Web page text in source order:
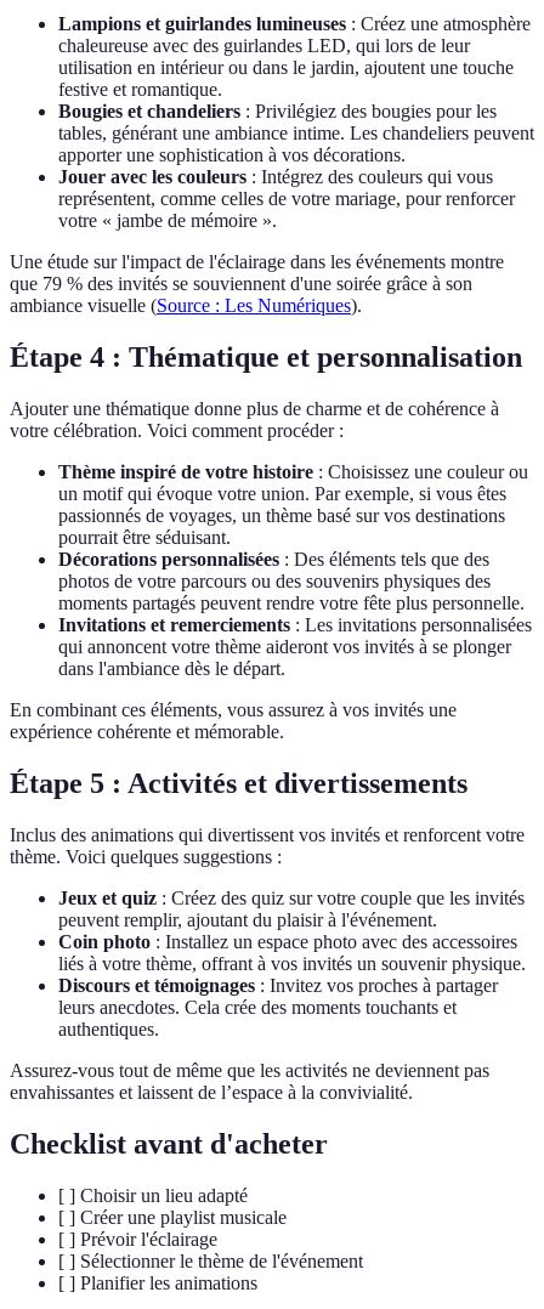
Lampions et guirlandes lumineuses : Créez une atmosphère
chaleureuse avec des guirlandes LED, qui lors de leur
utilisation en intérieur ou dans le jardin, ajoutent une touche
festive et romantique.
Bougies et chandeliers : Privilégiez des bougies pour les
tables, générant une ambiance intime. Les chandeliers peuvent
apporter une sophistication à vos décorations.
Jouer avec les couleurs : Intégrez des couleurs qui vous
représentent, comme celles de votre mariage, pour renforcer
votre « jambe de mémoire ».
Une étude sur l'impact de l'éclairage dans les événements montre
que 79 % des invités se souviennent d'une soirée grâce à son
ambiance visuelle (Source : Les Numériques).
Étape 4 : Thématique et personnalisation
Ajouter une thématique donne plus de charme et de cohérence à
votre célébration. Voici comment procéder :
Thème inspiré de votre histoire : Choisissez une couleur ou
un motif qui évoque votre union. Par exemple, si vous êtes
passionnés de voyages, un thème basé sur vos destinations
pourrait être séduisant.
Décorations personnalisées : Des éléments tels que des
photos de votre parcours ou des souvenirs physiques des
moments partagés peuvent rendre votre fête plus personnelle.
Invitations et remerciements : Les invitations personnalisées
qui annoncent votre thème aideront vos invités à se plonger
dans l'ambiance dès le départ.
En combinant ces éléments, vous assurez à vos invités une
expérience cohérente et mémorable.
Étape 5 : Activités et divertissements
Inclus des animations qui divertissent vos invités et renforcent votre
thème. Voici quelques suggestions :
Jeux et quiz : Créez des quiz sur votre couple que les invités
peuvent remplir, ajoutant du plaisir à l'événement.
Coin photo : Installez un espace photo avec des accessoires
liés à votre thème, offrant à vos invités un souvenir physique.
Discours et témoignages : Invitez vos proches à partager
leurs anecdotes. Cela crée des moments touchants et
authentiques.
Assurez-vous tout de même que les activités ne deviennent pas
envahissantes et laissent de l’espace à la convivialité.
Checklist avant d'acheter
[ ] Choisir un lieu adapté
[ ] Créer une playlist musicale
[ ] Prévoir l'éclairage
[ ] Sélectionner le thème de l'événement
[ ] Planifier les animations